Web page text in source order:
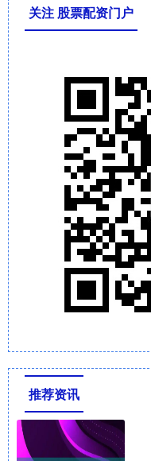
关注 股票配资门户
推荐资讯